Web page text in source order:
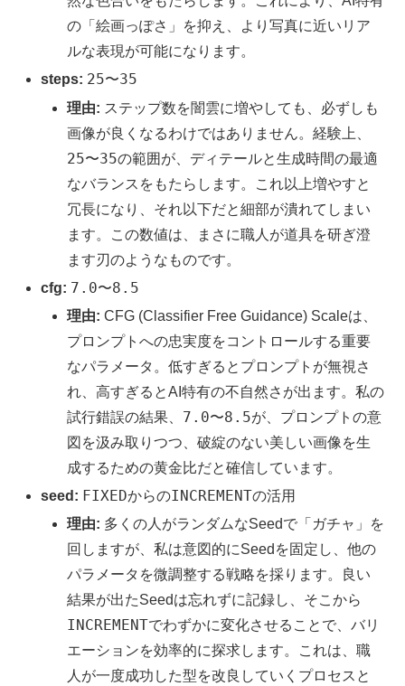
の「絵画っぽさ」を抑え、より写真に近いリア
ルな表現が可能になります。
steps: 25〜35
理由: ステップ数を闇雲に増やしても、必ずしも
画像が良くなるわけではありません。経験上、
25〜35の範囲が、ディテールと生成時間の最適
なバランスをもたらします。これ以上増やすと
冗長になり、それ以下だと細部が潰れてしまい
ます。この数値は、まさに職人が道具を研ぎ澄
ます刃のようなものです。
cfg: 7.0〜8.5
理由: CFG (Classifier Free Guidance) Scaleは、
プロンプトへの忠実度をコントロールする重要
なパラメータ。低すぎるとプロンプトが無視さ
れ、高すぎるとAI特有の不自然さが出ます。私の
試行錯誤の結果、 7.0〜8.5が、プロンプトの意
図を汲み取りつつ、破綻のない美しい画像を生
成するための黄金比だと確信しています。
seed: FIXEDからのINCREMENTの活用
理由: 多くの人がランダムなSeedで「ガチャ」を
回しますが、私は意図的にSeedを固定し、他の
パラメータを微調整する戦略を採ります。良い
結果が出たSeedは忘れずに記録し、そこから
INCREMENTでわずかに変化させることで、バリ
エーションを効率的に探求します。これは、職
人が一度成功した型を改良していくプロセスと